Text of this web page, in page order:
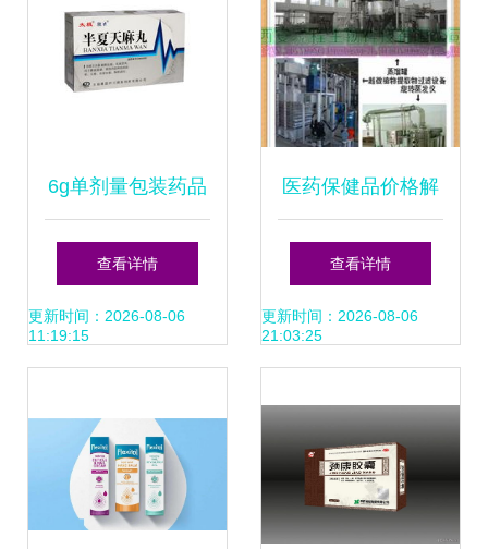
6g单剂量包装药品
批发 8袋/盒规格供
应与采购指南
查看详情
更新时间：2026-08-06
11:19:15
医药保健品价格解
析 批发渠道与厂家
直供优势
查看详情
更新时间：2026-08-06
21:03:25